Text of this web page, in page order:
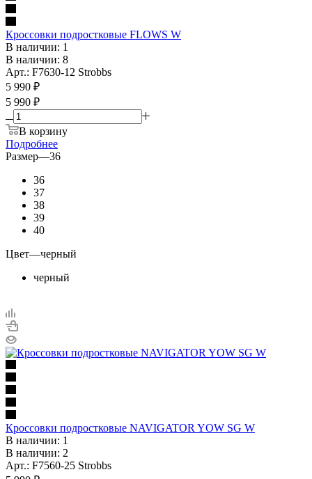
Кроссовки подростковые FLOWS W
В наличии: 1
В наличии: 8
Арт.: F7630-12 Strobbs
5 990 ₽
5 990 ₽
В корзину
Подробнее
Размер—36
36
37
38
39
40
Цвет—черный
черный
Кроссовки подростковые NAVIGATOR YOW SG W
В наличии: 1
В наличии: 2
Арт.: F7560-25 Strobbs